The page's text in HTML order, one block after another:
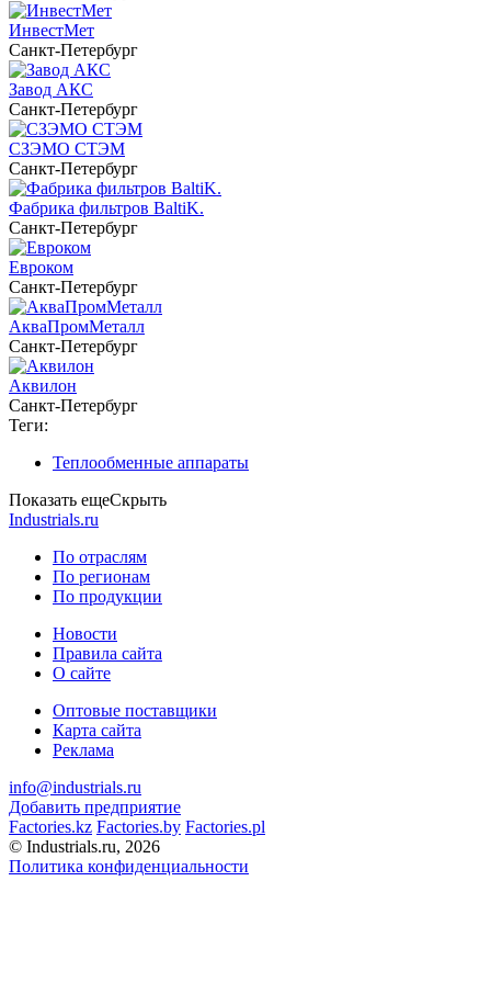
ИнвестМет
Санкт-Петербург
Завод АКС
Санкт-Петербург
СЗЭМО СТЭМ
Санкт-Петербург
Фабрика фильтров BaltiK.
Санкт-Петербург
Евроком
Санкт-Петербург
АкваПромМеталл
Санкт-Петербург
Аквилон
Санкт-Петербург
Теги:
Теплообменные аппараты
Показать ещеСкрыть
Industrials.ru
По отраслям
По регионам
По продукции
Новости
Правила сайта
О сайте
Оптовые поставщики
Карта сайта
Реклама
info@industrials.ru
Добавить предприятие
Factories.kz Factories.by Factories.pl
© Industrials.ru, 2026
Политика конфиденциальности